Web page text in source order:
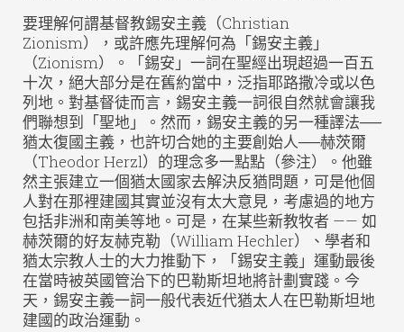
要理解何謂基督教錫安主義（Christian
Zionism），或許應先理解何為「錫安主義」
（Zionism）。「錫安」一詞在聖經出現超過一百五
十次，絕大部分是在舊約當中，泛指耶路撒冷或以色
列地。對基督徒而言，錫安主義一詞很自然就會讓我
們聯想到「聖地」。然而，錫安主義的另一種譯法──
猶太復國主義，也許切合她的主要創始人──赫茨爾
（Theodor Herzl）的理念多一點點（參注）。他雖
然主張建立一個猶太國家去解決反猶問題，可是他個
人對在那裡建國其實並沒有太大意見，考慮過的地方
包括非洲和南美等地。可是，在某些新教牧者 —— 如
赫茨爾的好友赫克勒（William Hechler）、學者和
猶太宗教人士的大力推動下，「錫安主義」運動最後
在當時被英國管治下的巴勒斯坦地將計劃實踐。今
天，錫安主義一詞一般代表近代猶太人在巴勒斯坦地
建國的政治運動。